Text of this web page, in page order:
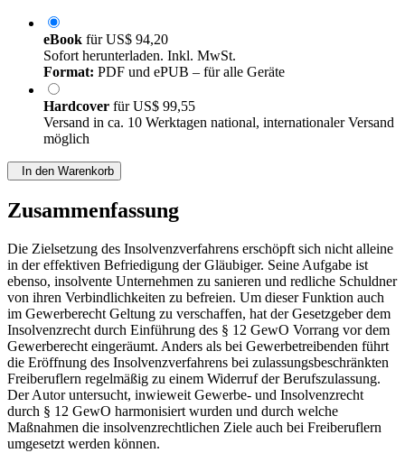
eBook fürUS$ 94,20
Sofort herunterladen. Inkl. MwSt.
Format: PDF und ePUB – für alle Geräte
Hardcover fürUS$ 99,55
Versand in ca. 10 Werktagen national, internationaler Versand
möglich
In den Warenkorb
Zusammenfassung
Die Zielsetzung des Insolvenzverfahrens erschöpft sich nicht alleine
in der effektiven Befriedigung der Gläubiger. Seine Aufgabe ist
ebenso, insolvente Unternehmen zu sanieren und redliche Schuldner
von ihren Verbindlichkeiten zu befreien. Um dieser Funktion auch
im Gewerberecht Geltung zu verschaffen, hat der Gesetzgeber dem
Insolvenzrecht durch Einführung des § 12 GewO Vorrang vor dem
Gewerberecht eingeräumt. Anders als bei Gewerbetreibenden führt
die Eröffnung des Insolvenzverfahrens bei zulassungsbeschränkten
Freiberuflern regelmäßig zu einem Widerruf der Berufszulassung.
Der Autor untersucht, inwieweit Gewerbe- und Insolvenzrecht
durch § 12 GewO harmonisiert wurden und durch welche
Maßnahmen die insolvenzrechtlichen Ziele auch bei Freiberuflern
umgesetzt werden können.